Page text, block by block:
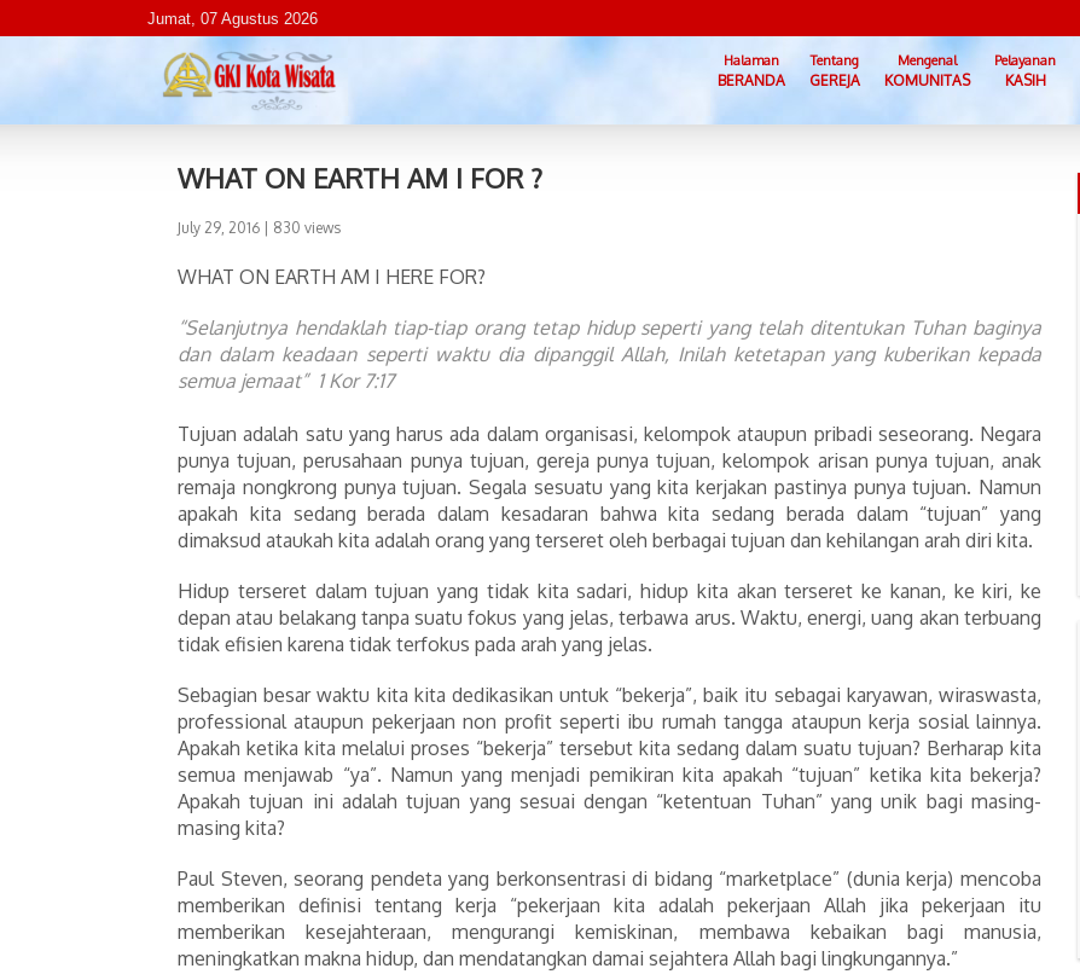
Jumat, 07 Agustus 2026
Halaman
BERANDA
Tentang
GEREJA
Mengenal
KOMUNITAS
Pelayanan
KASIH
WHAT ON EARTH AM I FOR ?
July 29, 2016 | 830 views
WHAT ON EARTH AM I HERE FOR?
“Selanjutnya hendaklah tiap-tiap orang tetap hidup seperti yang telah ditentukan Tuhan baginya
dan dalam keadaan seperti waktu dia dipanggil Allah, Inilah ketetapan yang kuberikan kepada
semua jemaat” 1 Kor 7:17
Tujuan adalah satu yang harus ada dalam organisasi, kelompok ataupun pribadi seseorang. Negara
punya tujuan, perusahaan punya tujuan, gereja punya tujuan, kelompok arisan punya tujuan, anak
remaja nongkrong punya tujuan. Segala sesuatu yang kita kerjakan pastinya punya tujuan. Namun
apakah kita sedang berada dalam kesadaran bahwa kita sedang berada dalam “tujuan” yang
dimaksud ataukah kita adalah orang yang terseret oleh berbagai tujuan dan kehilangan arah diri kita.
Hidup terseret dalam tujuan yang tidak kita sadari, hidup kita akan terseret ke kanan, ke kiri, ke
depan atau belakang tanpa suatu fokus yang jelas, terbawa arus. Waktu, energi, uang akan terbuang
tidak efisien karena tidak terfokus pada arah yang jelas.
Sebagian besar waktu kita kita dedikasikan untuk “bekerja”, baik itu sebagai karyawan, wiraswasta,
professional ataupun pekerjaan non profit seperti ibu rumah tangga ataupun kerja sosial lainnya.
Apakah ketika kita melalui proses “bekerja” tersebut kita sedang dalam suatu tujuan? Berharap kita
semua menjawab “ya”. Namun yang menjadi pemikiran kita apakah “tujuan” ketika kita bekerja?
Apakah tujuan ini adalah tujuan yang sesuai dengan “ketentuan Tuhan” yang unik bagi masing-
masing kita?
Paul Steven, seorang pendeta yang berkonsentrasi di bidang “marketplace” (dunia kerja) mencoba
memberikan definisi tentang kerja “pekerjaan kita adalah pekerjaan Allah jika pekerjaan itu
memberikan kesejahteraan, mengurangi kemiskinan, membawa kebaikan bagi manusia,
meningkatkan makna hidup, dan mendatangkan damai sejahtera Allah bagi lingkungannya.”